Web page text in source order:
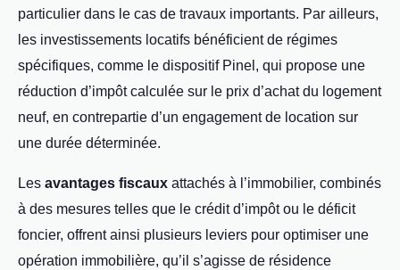
particulier dans le cas de travaux importants. Par ailleurs,
les investissements locatifs bénéficient de régimes
spécifiques, comme le dispositif Pinel, qui propose une
réduction d’impôt calculée sur le prix d’achat du logement
neuf, en contrepartie d’un engagement de location sur
une durée déterminée.
Les avantages fiscaux attachés à l’immobilier, combinés
à des mesures telles que le crédit d’impôt ou le déficit
foncier, offrent ainsi plusieurs leviers pour optimiser une
opération immobilière, qu’il s’agisse de résidence